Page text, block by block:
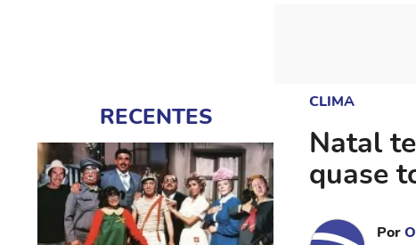
RECENTES
CLIMA
Natal
quase
Por